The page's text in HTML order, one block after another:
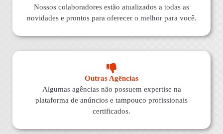
Nossos colaboradores estão atualizados a todas as
novidades e prontos para oferecer o melhor para você.
Outras Agências
Algumas agências não possuem expertise na
plataforma de anúncios e tampouco profissionais
certificados.